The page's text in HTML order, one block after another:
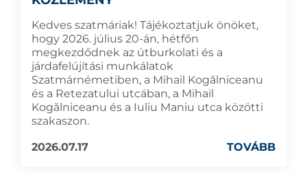
Kedves szatmáriak! Tájékoztatjuk önöket,
hogy 2026. július 20-án, hétfőn
megkezdődnek az útburkolati és a
járdafelújítási munkálatok
Szatmárnémetiben, a Mihail Kogălniceanu
és a Retezatului utcában, a Mihail
Kogălniceanu és a Iuliu Maniu utca közötti
szakaszon.
2026.07.17
TOVÁBB